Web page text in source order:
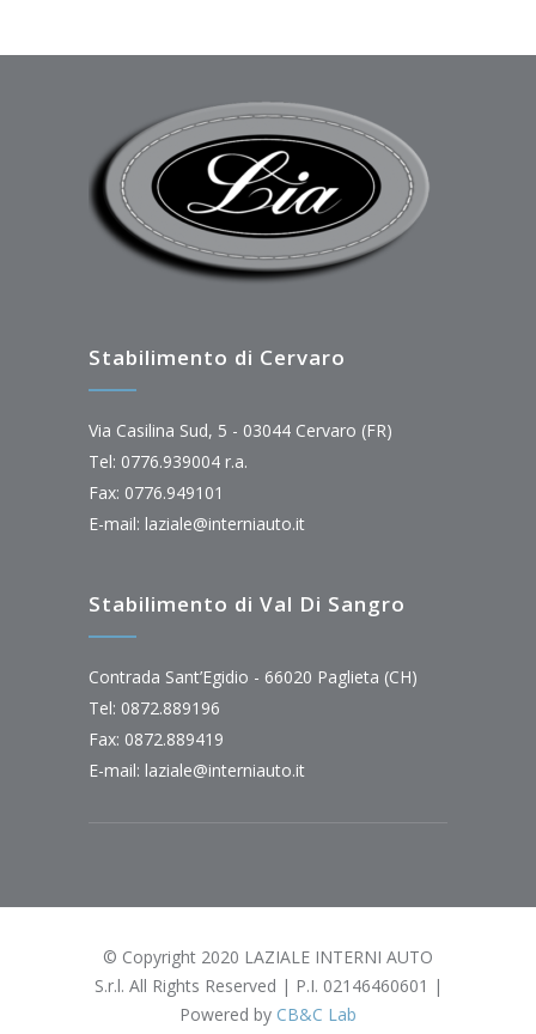
Stabilimento di Cervaro
Via Casilina Sud, 5 - 03044 Cervaro (FR)
Tel: 0776.939004 r.a.
Fax: 0776.949101
E-mail: laziale@interniauto.it
Stabilimento di Val Di Sangro
Contrada Sant’Egidio - 66020 Paglieta (CH)
Tel: 0872.889196
Fax: 0872.889419
E-mail: laziale@interniauto.it
© Copyright 2020 LAZIALE INTERNI AUTO
S.r.l. All Rights Reserved | P.I. 02146460601 |
Powered by CB&C Lab